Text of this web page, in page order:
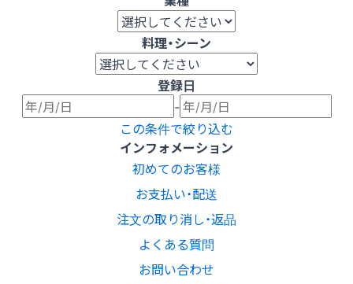
料理・シーン
登録日
-
この条件で絞り込む
インフォメーション
初めてのお客様
お支払い・配送
注文の取り消し・返品
よくある質問
お問い合わせ